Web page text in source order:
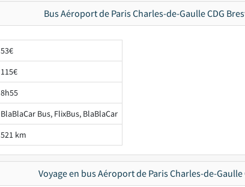
Bus Aéroport de Paris Charles-de-Gaulle CDG
53€
115€
8h55
BlaBlaCar Bus, FlixBus, BlaBlaCar
521 km
Voyage en bus Aéroport de Paris Charles-de-Gaulle